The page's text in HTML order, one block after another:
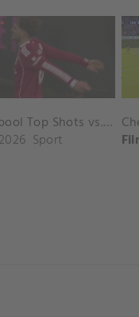
Liverpool Top Shots vs. Fulham
2026 Sport